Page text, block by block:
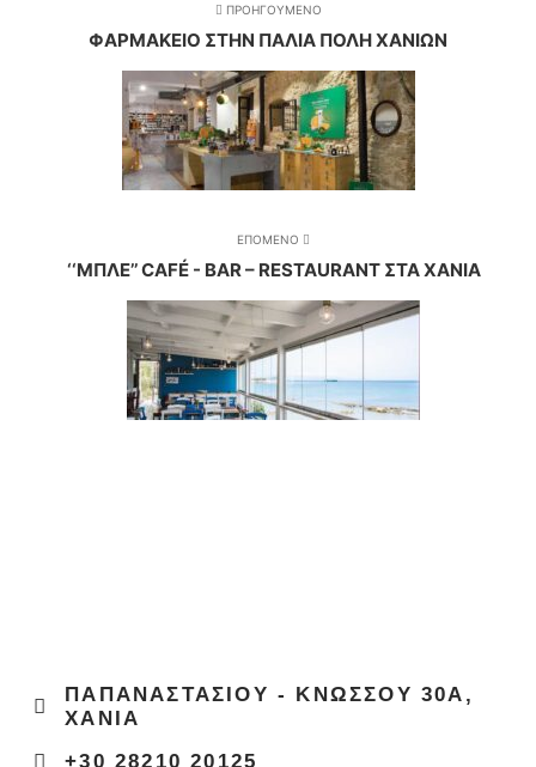
ΠΡΟΗΓΟΥΜΕΝΟ
ΦΑΡΜΑΚΕΙΟ ΣΤΗΝ ΠΑΛΙΑ ΠΟΛΗ ΧΑΝΙΩΝ
ΕΠΟΜΕΝΟ
‘‘ΜΠΛΕ’’ CAFÉ - BAR – RESTAURANT ΣΤΑ ΧΑΝΙΑ
ΠΑΠΑΝΑΣΤΑΣΙΟΥ - ΚΝΩΣΣΟΥ 30Α,
ΧΑΝΙΑ
+30 28210 20125